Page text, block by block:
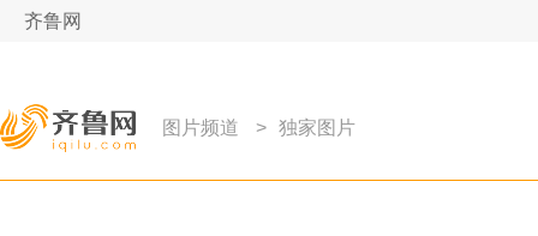
齐鲁网
图片频道 > 独家图片